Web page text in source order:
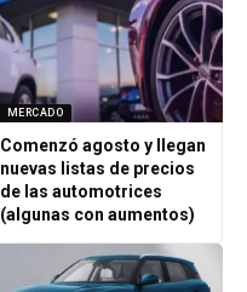
MERCADO
Comenzó agosto y llegan
nuevas listas de precios
de las automotrices
(algunas con aumentos)